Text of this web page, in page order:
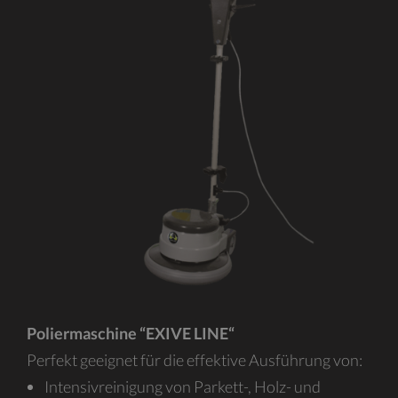
Poliermaschine “EXIVE LINE“
Perfekt geeignet für die effektive Ausführung von:
Intensivreinigung von Parkett-, Holz- und